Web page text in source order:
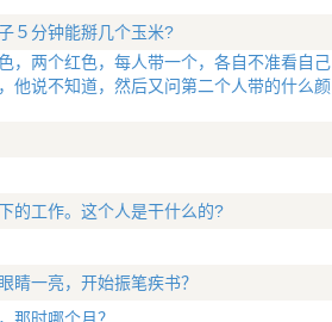
５分钟能掰几个玉米?
，两个红色，每人带一个，各自不准看自己
他说不知道，然后又问第二个人带的什么颜
的工作。这个人是干什么的?
睛一亮，开始振笔疾书？